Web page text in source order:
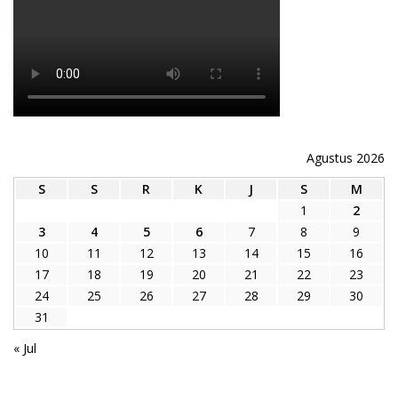
Agustus 2026
S
S R K J S
M
1
2
3
4 5 6 7 8
9
10
11 12 13 14 15
16
17
18 19 20 21 22
23
24
25 26 27 28 29
30
31
« Jul